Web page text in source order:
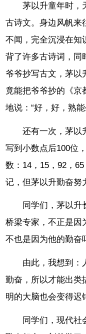
茅以升童年时，
古诗文。身边风帆来
不闻，完全沉浸在知
背了许多古诗词，同
爷爷抄写古文，茅以
竟能把爷爷抄的《京
地说：“好，好，熟能
还有一次，茅以
写到小数点后100位
数：14，15，92，
记，但茅以升勤奋努
同学们，茅以
桥梁专家，不正是因
不也是因为他的勤奋
由此，我想到：
勤奋，所以才能出类
明的大脑也会变得迟
同学们，现代社